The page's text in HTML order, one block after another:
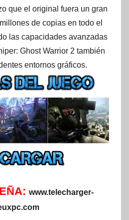
que el original fuera un gran
de copias en todo el
las capacidades avanzadas
Ghost Warrior 2 también
entornos gráficos.
www.telecharger-